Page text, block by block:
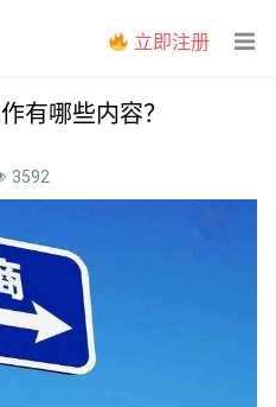
立即注册
有哪些内容？
3592